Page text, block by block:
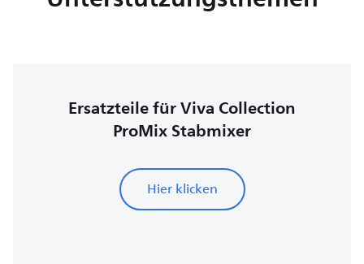
Ersatzteile für Viva Collection
ProMix Stabmixer
Hier klicken